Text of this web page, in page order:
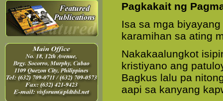
Pagkakait ng
Isa sa mga
karamihan sa ating
Nakakaalungkot
kristiyano ang
Bagkus lalu pa
aapi sa kanyang